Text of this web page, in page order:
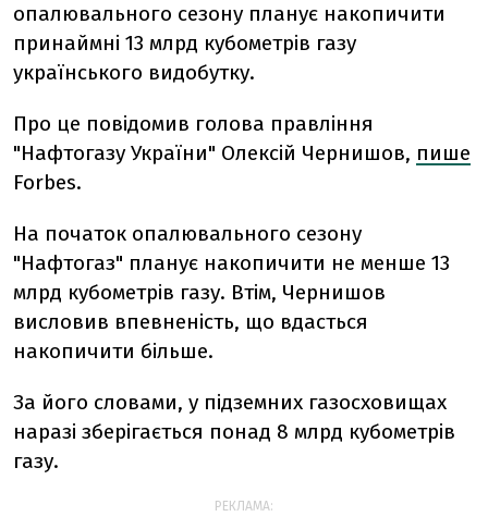
опалювального сезону планує накопичити
принаймні 13 млрд кубометрів газу
українського видобутку.
Про це повідомив голова правління
"Нафтогазу України" Олексій Чернишов, пише
Forbes.
На початок опалювального сезону
"Нафтогаз" планує накопичити не менше 13
млрд кубометрів газу. Втім, Чернишов
висловив впевненість, що вдасться
накопичити більше.
За його словами, у підземних газосховищах
наразі зберігається понад 8 млрд кубометрів
газу.
РЕКЛАМА: